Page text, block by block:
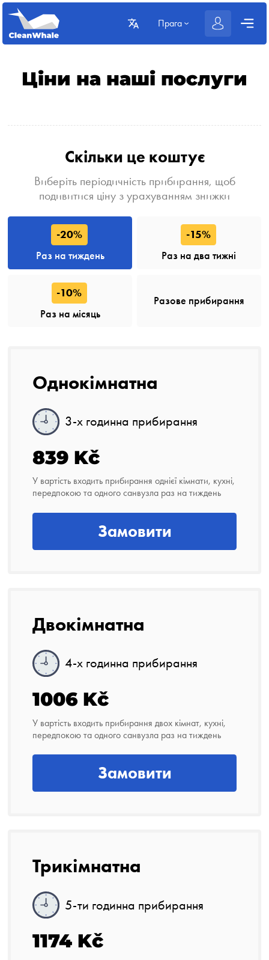
Прага
Ціни на наші послуги
Скільки це коштує
Виберіть періодичність прибирання, щоб
подивитися ціну з урахуванням знижки
-20%
Раз на тиждень
-15%
Раз на два тижні
-10%
Раз на місяць
Разове прибирання
Однокімнатна
3-х годинна прибирання
839 Kč
У вартість входить прибирання однієї кімнати, кухні,
передпокою та одного санвузла раз на тиждень
Замовити
Двокімнатна
4-х годинна прибирання
1006 Kč
У вартість входить прибирання двох кімнат, кухні,
передпокою та одного санвузла раз на тиждень
Замовити
Трикімнатна
5-ти годинна прибирання
1174 Kč